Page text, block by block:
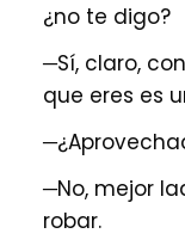
¿no te digo?
─Sí, claro,
que eres es
─No, mejor
robar.